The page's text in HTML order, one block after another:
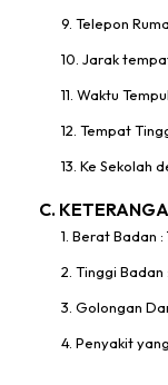
9. Telepon
10. Jarak
11. Waktu
12. Tempat
13. Ke Sekolah
C.
1. Berat Badan :
2. Tinggi Badan
3. Golongan
4. Penyakit